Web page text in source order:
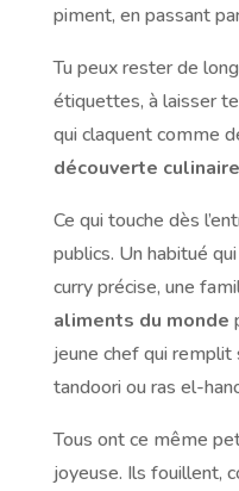
piment, en passant
Tu peux rester de
étiquettes, à laisser
qui claquent comme
découverte culinaire
Ce qui touche dès
publics. Un habitué
curry précise, une
aliments du monde
jeune chef qui remplit
tandoori ou ras el-
Tous ont ce même
joyeuse. Ils fouillent,